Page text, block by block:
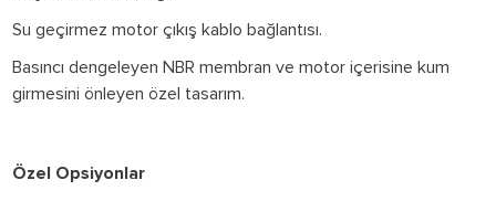
Su geçirmez motor çıkış kablo bağlantısı.
Basıncı dengeleyen NBR membran ve motor içerisine kum
girmesini önleyen özel tasarım.
Özel Opsiyonlar